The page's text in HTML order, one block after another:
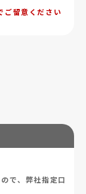
ご留意ください
で、弊社指定口